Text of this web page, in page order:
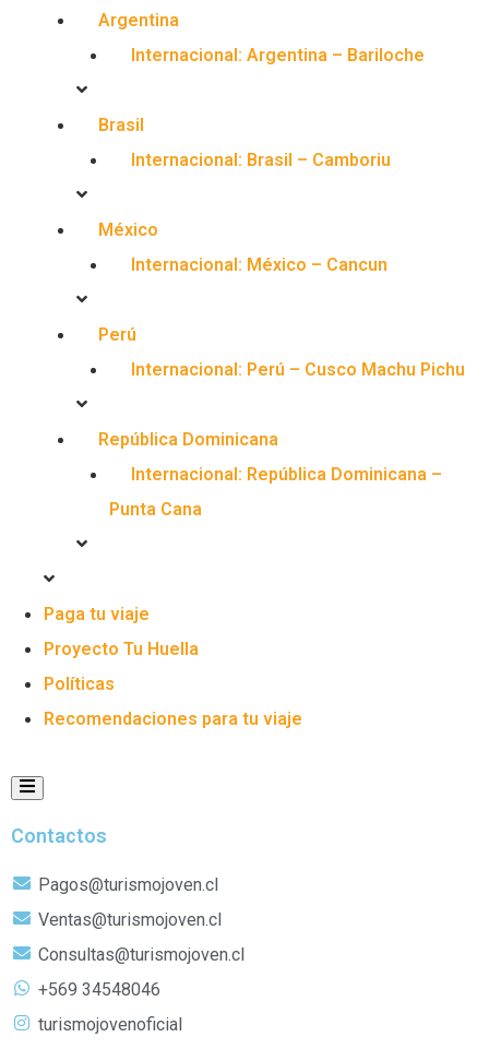
Argentina
Internacional: Argentina – Bariloche
Brasil
Internacional: Brasil – Camboriu
México
Internacional: México – Cancun
Perú
Internacional: Perú – Cusco Machu Pichu
República Dominicana
Internacional: República Dominicana –
Punta Cana
Paga tu viaje
Proyecto Tu Huella
Políticas
Recomendaciones para tu viaje
Menú conmutador Humberger
Contactos
Pagos@turismojoven.cl
Ventas@turismojoven.cl
Consultas@turismojoven.cl
+569 34548046
turismojovenoficial